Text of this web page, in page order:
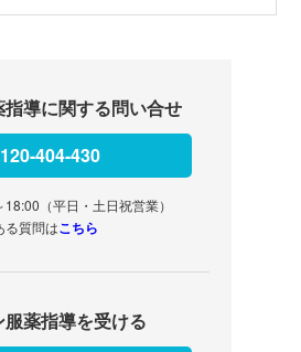
導に関する問い合せ
404-430
（平日・土日祝営業）
る質問はこちら
薬指導を受ける